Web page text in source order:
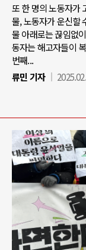
또 한 명의 노동자가
물, 노동자가 운신할
물 아래로는 끊임없
동자는 해고자들이
번째...
류민 기자